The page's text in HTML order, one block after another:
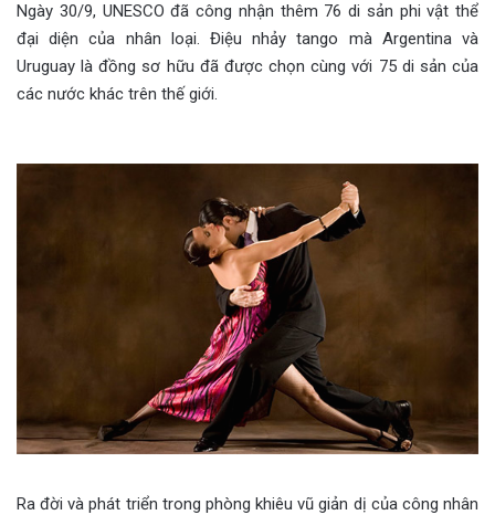
Ngày 30/9, UNESCO đã công nhận thêm 76 di sản phi vật thể
đại diện của nhân loại. Điệu nhảy tango mà Argentina và
Uruguay là đồng sơ hữu đã được chọn cùng với 75 di sản của
các nước khác trên thế giới.
Ra đời và phát triển trong phòng khiêu vũ giản dị của công nhân